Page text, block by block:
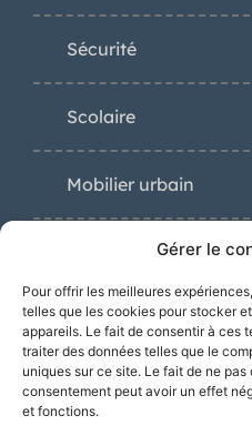
Gérer le
Pour offrir les meilleures
telles que les cookies pour stocker
appareils. Le fait de consentir à ces
traiter des données telles que le
uniques sur ce site. Le fait de ne
consentement peut avoir un effet
et fonctions.
Sécurité
Scolaire
Mobilier urbain